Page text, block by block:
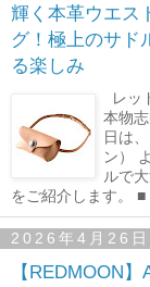
輝く本革ウエス
グ！極上のサド
る楽しみ
レッ
本物
日は
ン）
ルで
をご紹介します。 ■
2026年4月26日
【REDMOON